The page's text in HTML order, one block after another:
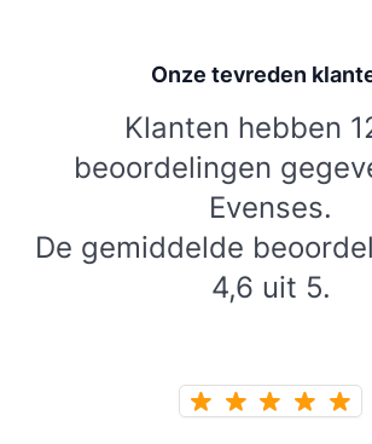
Onze tevreden
Klanten hebben
beoordelingen
Evenses.
De gemiddelde
4,6 uit 5.